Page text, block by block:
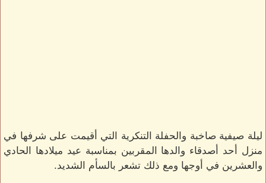
ليلة صيفية صاخبة والحفلة التنكرية التي أقيمت على شرفها في
منزل أحد أصدقاء والدها المقربين بمناسبة عيد ميلادها الحادي
والعشرين في أوجها ومع ذلك تشعر بالسأم الشديد.